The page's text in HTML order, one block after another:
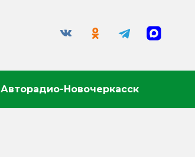
Авторадио-Новочеркасск